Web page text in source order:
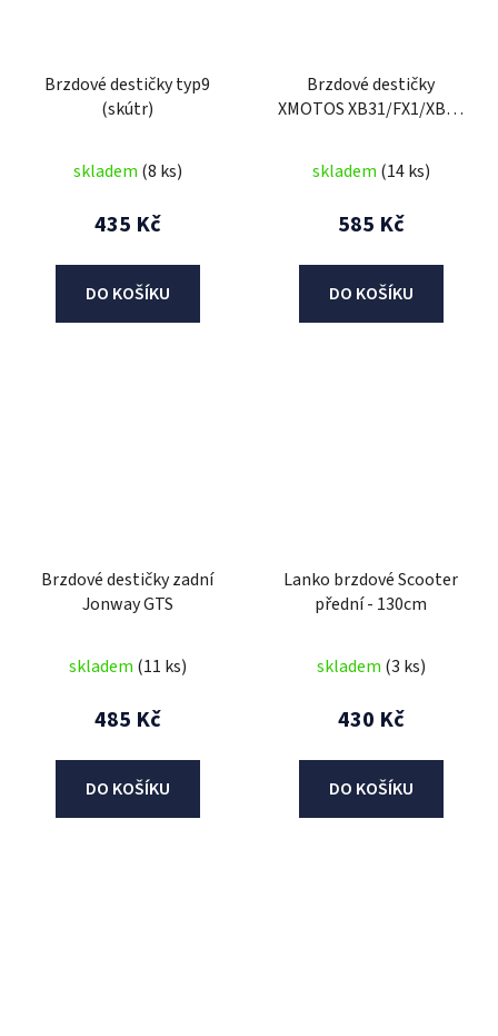
Brzdové destičky typ9
(skútr)
skladem (8 ks)
435 Kč
DO KOŠÍKU
Brzdové destičky
XMOTOS XB31/FX1/XB37
(přední)/XB88(přední,
zadní)XB29 (přední)/E-
skladem (14 ks)
585 Kč
DO KOŠÍKU
Brzdové destičky zadní
Jonway GTS
skladem (11 ks)
485 Kč
DO KOŠÍKU
Lanko brzdové Scooter
přední - 130cm
skladem (3 ks)
430 Kč
DO KOŠÍKU